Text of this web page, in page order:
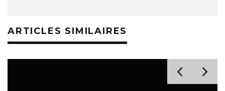
ARTICLES SIMILAIRES